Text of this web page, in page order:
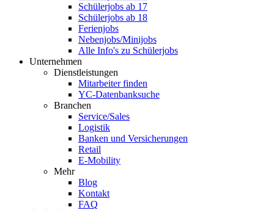
Schülerjobs ab 17
Schülerjobs ab 18
Ferienjobs
Nebenjobs/Minijobs
Alle Info's zu Schülerjobs
Unternehmen
Dienstleistungen
Mitarbeiter finden
YC-Datenbanksuche
Branchen
Service/Sales
Logistik
Banken und Versicherungen
Retail
E-Mobility
Mehr
Blog
Kontakt
FAQ